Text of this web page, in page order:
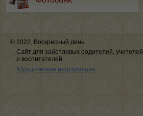
© 2022, Воскресный день
Сайт для заботливых родителей, учителей
и воспитателей.
Юридическая информация